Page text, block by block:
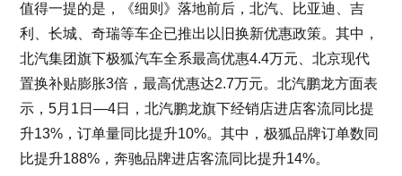
值得一提的是，《细则》落地前后，北汽、比亚迪、吉
利、长城、奇瑞等车企已推出以旧换新优惠政策。其中，
北汽集团旗下极狐汽车全系最高优惠4.4万元、北京现代
置换补贴膨胀3倍，最高优惠达2.7万元。北汽鹏龙方面表
示，5月1日—4日，北汽鹏龙旗下经销店进店客流同比提
升13%，订单量同比提升10%。其中，极狐品牌订单数同
比提升188%，奔驰品牌进店客流同比提升14%。